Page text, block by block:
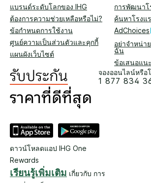
แบรนด์ระดับโลกของ IHG
การพัฒนาโ
ต้องการความช่วยเหลือหรือไม่?
ค้นหาโรงแ
ข้อกำหนดการใช้งาน
AdChoices
ศูนย์ความเป็นส่วนตัวและคุกกี้
อย่าจำหน่า
ฉัน
แผนผังเว็บไซต์
ข้อเสนอแนะ
จองออนไลน์หรือ
1 877 834
ดาวน์โหลดแอป IHG One
Rewards
เรียนรู้เพิ่มเติม เกี่ยวกับ การ